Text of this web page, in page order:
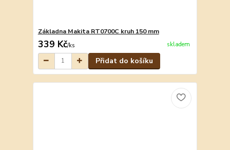
Základna Makita RT0700C kruh 150 mm
339 Kč/ks skladem
Přidat do košíku